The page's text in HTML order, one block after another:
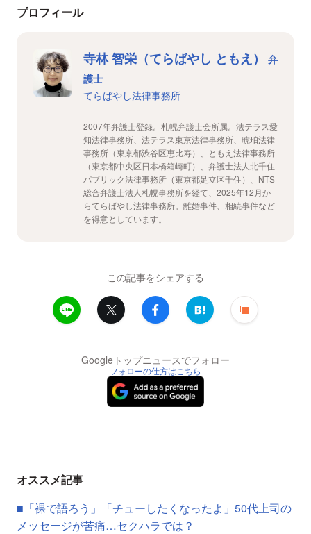
プロフィール
寺林 智栄（てらばやし ともえ）
弁
護士
てらばやし法律事務所
2007年弁護士登録。札幌弁護士会所属。法テラス愛
知法律事務所、法テラス東京法律事務所、琥珀法律
事務所（東京都渋谷区恵比寿）、ともえ法律事務所
（東京都中央区日本橋箱崎町）、弁護士法人北千住
パブリック法律事務所（東京都足立区千住）、NTS
総合弁護士法人札幌事務所を経て、2025年12月か
らてらばやし法律事務所。離婚事件、相続事件など
を得意としています。
この記事をシェアする
Googleトップニュースでフォロー
フォローの仕方はこちら
オススメ記事
■「裸で語ろう」「チューしたくなったよ」50代上司の
メッセージが苦痛…セクハラでは？